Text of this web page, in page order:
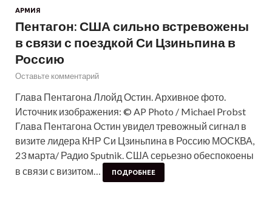
АРМИЯ
Пентагон: США сильно встревожены
в связи с поездкой Си Цзиньпина в
Россию
Оставьте комментарий
Глава Пентагона Ллойд Остин. Архивное фото.
Источник изображения: © AP Photo / Michael Probst
Глава Пентагона Остин увидел тревожный сигнал в
визите лидера КНР Си Цзиньпина в Россию МОСКВА,
23 марта/ Радио Sputnik. США серьезно обеспокоены
в связи с визитом…
ПОДРОБНЕЕ